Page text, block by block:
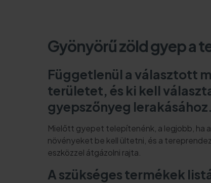
Gyönyörű zöld gyep a
Függetlenül a választott
területet, és ki kell
gyepszőnyeg lerakásához.
Mielőtt gyepet telepítenénk, a legjobb, ha
növényeket be kell ültetni, és a
eszközzel átgázolni rajta.
A szükséges termékek